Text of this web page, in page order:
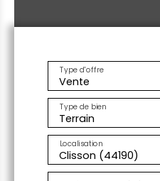
LES CONSEILS IMMO
Vente
Type d'offre
Terrain
Type de bien
Clisson (44190)
Localisation